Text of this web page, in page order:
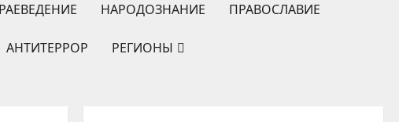
НАРОДОЗНАНИЕ ПРАВОСЛАВИЕ
АНТИТЕРРОР РЕГИОНЫ